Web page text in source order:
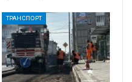
ТРАНСПОРТ